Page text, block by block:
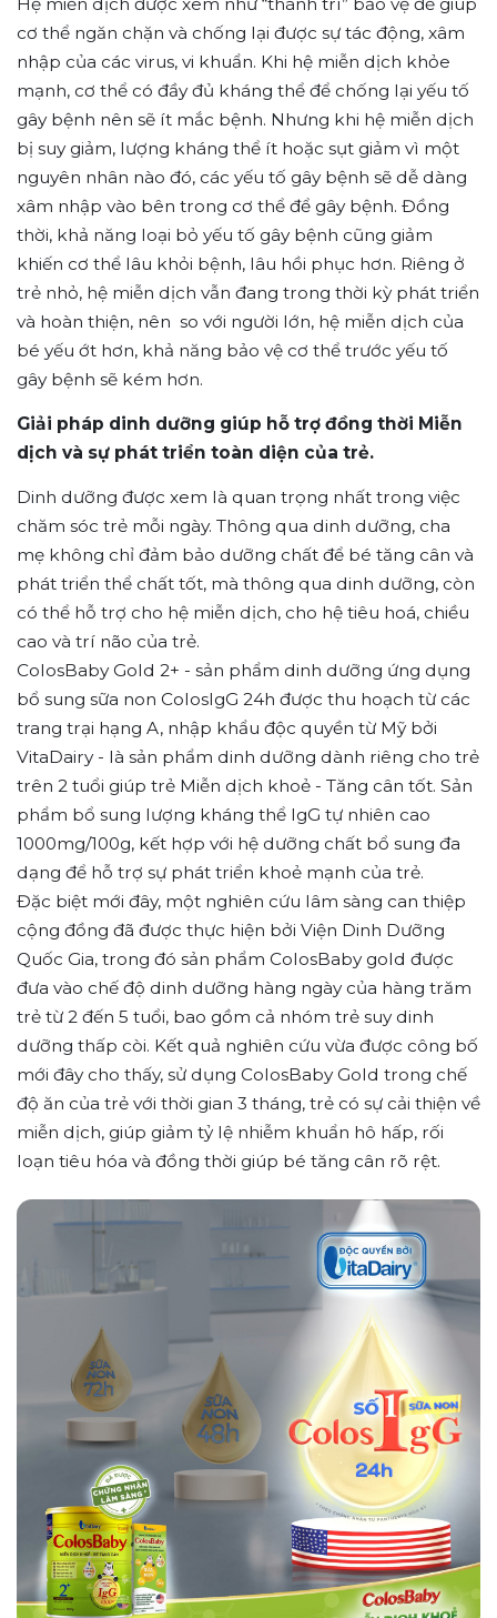
cơ thể ngăn chặn và chống lại được sự tác động, xâm
nhập của các virus, vi khuẩn. Khi hệ miễn dịch khỏe
mạnh, cơ thể có đầy đủ kháng thể để chống lại yếu tố
gây bệnh nên sẽ ít mắc bệnh. Nhưng khi hệ miễn dịch
bị suy giảm, lượng kháng thể ít hoặc sụt giảm vì một
nguyên nhân nào đó, các yếu tố gây bệnh sẽ dễ dàng
xâm nhập vào bên trong cơ thể để gây bệnh. Đồng
thời, khả năng loại bỏ yếu tố gây bệnh cũng giảm
khiến cơ thể lâu khỏi bệnh, lâu hồi phục hơn. Riêng ở
trẻ nhỏ, hệ miễn dịch vẫn đang trong thời kỳ phát triển
và hoàn thiện, nên so với người lớn, hệ miễn dịch của
bé yếu ớt hơn, khả năng bảo vệ cơ thể trước yếu tố
gây bệnh sẽ kém hơn.
Giải pháp dinh dưỡng giúp hỗ trợ đồng thời Miễn
dịch và sự phát triển toàn diện của trẻ.
Dinh dưỡng được xem là quan trọng nhất trong việc
chăm sóc trẻ mỗi ngày. Thông qua dinh dưỡng, cha
mẹ không chỉ đảm bảo dưỡng chất để bé tăng cân và
phát triển thể chất tốt, mà thông qua dinh dưỡng, còn
có thể hỗ trợ cho hệ miễn dịch, cho hệ tiêu hoá, chiều
cao và trí não của trẻ.
ColosBaby Gold 2+ - sản phẩm dinh dưỡng ứng dụng
bổ sung sữa non ColosIgG 24h được thu hoạch từ các
trang trại hạng A, nhập khẩu độc quyền từ Mỹ bởi
VitaDairy - là sản phẩm dinh dưỡng dành riêng cho trẻ
trên 2 tuổi giúp trẻ Miễn dịch khoẻ - Tăng cân tốt. Sản
phẩm bổ sung lượng kháng thể IgG tự nhiên cao
1000mg/100g, kết hợp với hệ dưỡng chất bổ sung đa
dạng để hỗ trợ sự phát triển khoẻ mạnh của trẻ.
Đặc biệt mới đây, một nghiên cứu lâm sàng can thiệp
cộng đồng đã được thực hiện bởi Viện Dinh Dưỡng
Quốc Gia, trong đó sản phẩm ColosBaby gold được
đưa vào chế độ dinh dưỡng hàng ngày của hàng trăm
trẻ từ 2 đến 5 tuổi, bao gồm cả nhóm trẻ suy dinh
dưỡng thấp còi. Kết quả nghiên cứu vừa được công bố
mới đây cho thấy, sử dụng ColosBaby Gold trong chế
độ ăn của trẻ với thời gian 3 tháng, trẻ có sự cải thiện về
miễn dịch, giúp giảm tỷ lệ nhiễm khuẩn hô hấp, rối
loạn tiêu hóa và đồng thời giúp bé tăng cân rõ rệt.